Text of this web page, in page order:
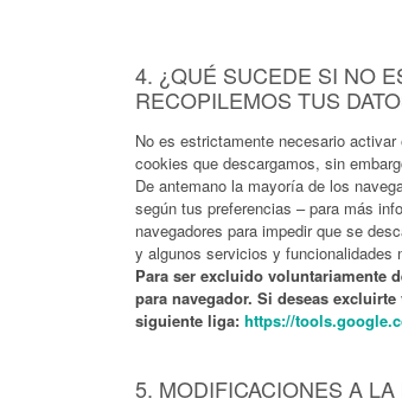
4. ¿QUÉ SUCEDE SI NO
RECOPILEMOS TUS
No es estrictamente necesario
cookies que descargamos, sin
De antemano la mayoría de los
según tus preferencias – para más
navegadores para impedir que se
y algunos servicios y funcionalidades
Para ser excluido voluntariamente
para navegador. Si deseas
siguiente liga: https://
5. MODIFICACIONES A